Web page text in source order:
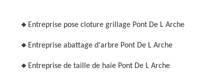
Entreprise pose cloture grillage Pont De L Arche
Entreprise abattage d'arbre Pont De L Arche
Entreprise de taille de haie Pont De L Arche